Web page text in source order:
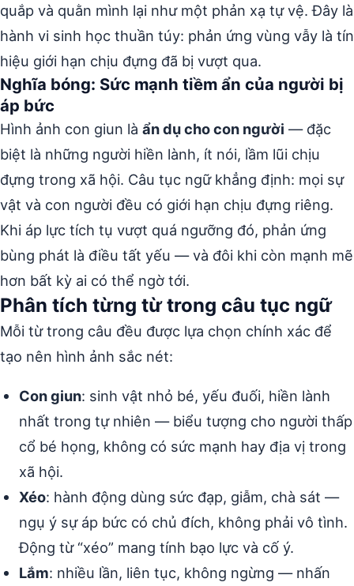
quắp và quằn mình lại như một phản xạ tự vệ. Đây là
hành vi sinh học thuần túy: phản ứng vùng vẫy là tín
hiệu giới hạn chịu đựng đã bị vượt qua.
Nghĩa bóng: Sức mạnh tiềm ẩn của người bị
áp bức
Hình ảnh con giun là ẩn dụ cho con người — đặc
biệt là những người hiền lành, ít nói, lầm lũi chịu
đựng trong xã hội. Câu tục ngữ khẳng định: mọi sự
vật và con người đều có giới hạn chịu đựng riêng.
Khi áp lực tích tụ vượt quá ngưỡng đó, phản ứng
bùng phát là điều tất yếu — và đôi khi còn mạnh mẽ
hơn bất kỳ ai có thể ngờ tới.
Phân tích từng từ trong câu tục ngữ
Mỗi từ trong câu đều được lựa chọn chính xác để
tạo nên hình ảnh sắc nét:
Con giun: sinh vật nhỏ bé, yếu đuối, hiền lành
nhất trong tự nhiên — biểu tượng cho người thấp
cổ bé họng, không có sức mạnh hay địa vị trong
xã hội.
Xéo: hành động dùng sức đạp, giẫm, chà sát —
ngụ ý sự áp bức có chủ đích, không phải vô tình.
Động từ “xéo” mang tính bạo lực và cố ý.
Lắm: nhiều lần, liên tục, không ngừng — nhấn